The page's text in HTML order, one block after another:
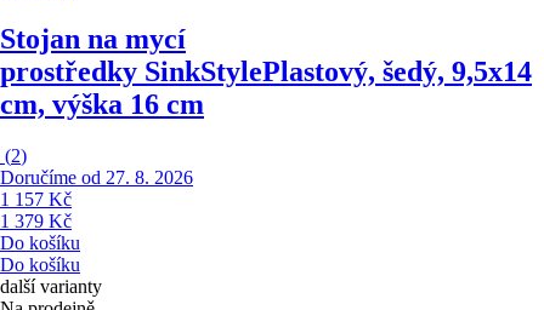
Stojan na mycí
prostředky SinkStylePlastový, šedý, 9,5x14
cm, výška 16 cm
(2)
Doručíme od 27. 8. 2026
1 157 Kč
1 379 Kč
Do košíku
Do košíku
další varianty